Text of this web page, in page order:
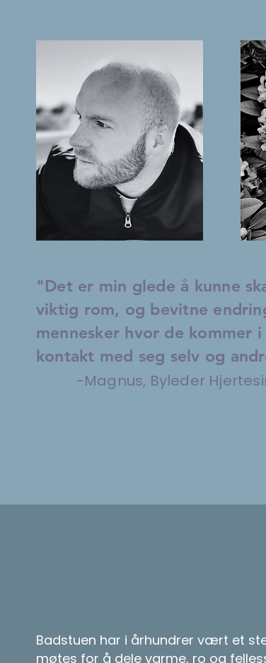
"Det er min glede å kunne
viktig rom, og bevitne
mennesker hvor de kommer
kontakt med seg selv og
-Magnus, Byleder
Badstuen har i århundrer vært et
møtes for å dele varme, ro og